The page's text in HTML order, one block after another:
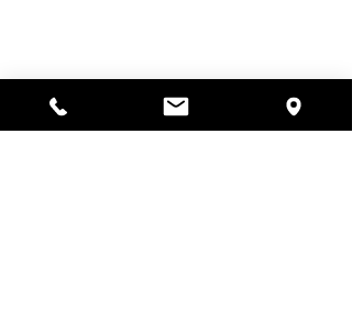
ナー、MA 01440
978-364-0920